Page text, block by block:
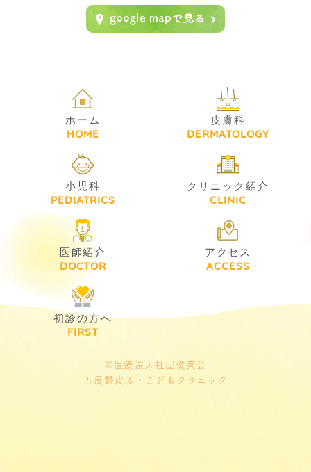
ホーム
HOME
皮膚科
DERMATOLOGY
小児科
PEDIATRICS
クリニック紹介
CLINIC
医師紹介
DOCTOR
アクセス
ACCESS
初診の方へ
FIRST
©医療法人社団俊爽会
五反野皮ふ・こどもクリニック